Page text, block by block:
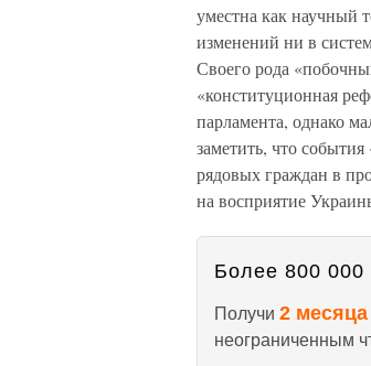
уместна как научный
изменений ни в
Своего рода
«конституционная
парламента, однако
заметить, что
рядовых граждан в
на восприятие
Более 800 000
Получи 2
неограниченным